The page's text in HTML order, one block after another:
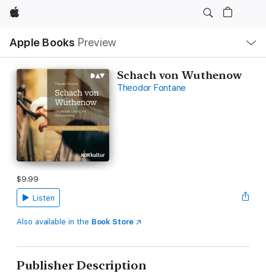
Apple
Apple Books Preview
Nav
Open
Menu
Schach von Wuthenow
Theodor Fontane
$9.99
Listen
Also available in the Book Store
Publisher Description